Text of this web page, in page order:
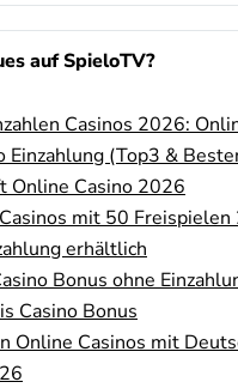
Casino Bonus
bis zu 80€
Bonus
bis zu 100€
gelten
Bonus
ohne Einzahlung
gelten
Bonus
% Bonus + 10 Freispiele täglich
auf SpieloTV?
Casinos 2026:
Einzahlung (Top3 &
Online Casino 2026
mit 50 Freispielen
erhältlich
Bonus ohne
Casino Bonus
Online Casinos mit